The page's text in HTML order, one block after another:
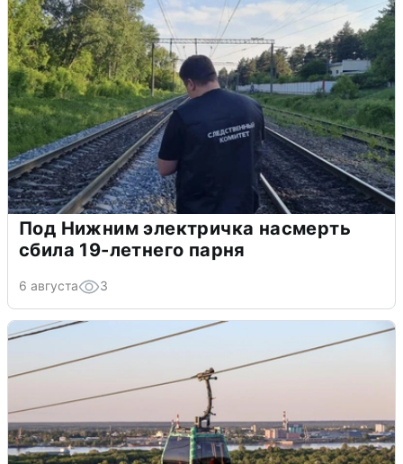
Под Нижним электричка насмерть
сбила 19-летнего парня
6 августа 3